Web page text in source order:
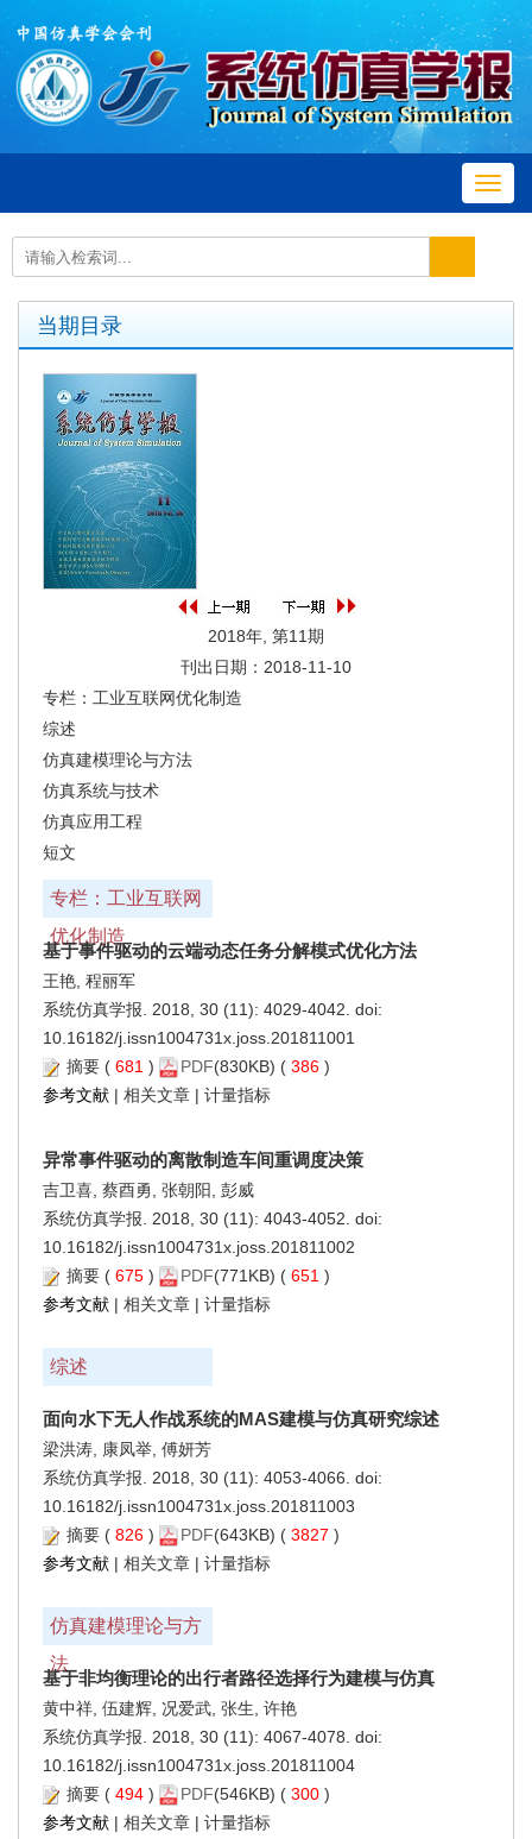
当期目录
2018年, 第11期
刊出日期：2018-11-10
专栏：工业互联网优化制造
综述
仿真建模理论与方法
仿真系统与技术
仿真应用工程
短文
专栏：工业互联网
优化制造
基于事件驱动的云端动态任务分解模式优化方法
王艳, 程丽军
系统仿真学报. 2018, 30 (11): 4029-4042. doi:
10.16182/j.issn1004731x.joss.201811001
摘要 ( 681 ) PDF(830KB) ( 386 )
参考文献 | 相关文章 | 计量指标
异常事件驱动的离散制造车间重调度决策
吉卫喜, 蔡酉勇, 张朝阳, 彭威
系统仿真学报. 2018, 30 (11): 4043-4052. doi:
10.16182/j.issn1004731x.joss.201811002
摘要 ( 675 ) PDF(771KB) ( 651 )
参考文献 | 相关文章 | 计量指标
综述
面向水下无人作战系统的MAS建模与仿真研究综述
梁洪涛, 康凤举, 傅妍芳
系统仿真学报. 2018, 30 (11): 4053-4066. doi:
10.16182/j.issn1004731x.joss.201811003
摘要 ( 826 ) PDF(643KB) ( 3827 )
参考文献 | 相关文章 | 计量指标
仿真建模理论与方
法
基于非均衡理论的出行者路径选择行为建模与仿真
黄中祥, 伍建辉, 况爱武, 张生, 许艳
系统仿真学报. 2018, 30 (11): 4067-4078. doi:
10.16182/j.issn1004731x.joss.201811004
摘要 ( 494 ) PDF(546KB) ( 300 )
参考文献 | 相关文章 | 计量指标